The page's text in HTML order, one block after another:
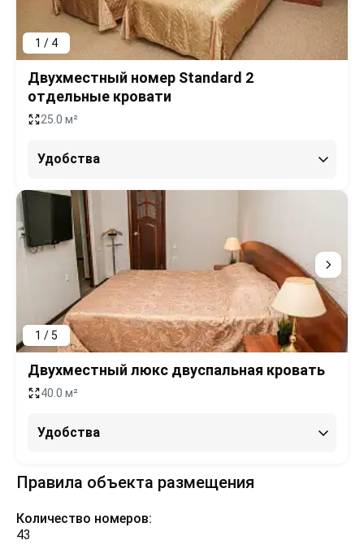
1 / 4
Двухместный номер Standard 2
отдельные кровати
25.0 м²
Удобства
1 / 5
Двухместный люкс двуспальная кровать
40.0 м²
Удобства
Правила объекта размещения
Количество номеров:
43